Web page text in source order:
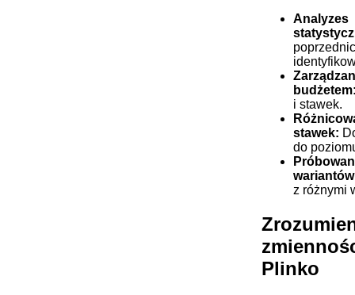
Analyzes
i stawek.
stawek:
do
z różnymi
Plinko